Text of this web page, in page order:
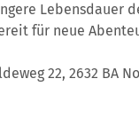
Lebensdauer
für neue
22, 2632